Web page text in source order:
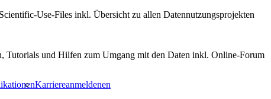
Use-Files inkl. Übersicht zu allen Datennutzungsprojekten
Tutorials und Hilfen zum Umgang mit den Daten inkl. Online-Forum
Karriereanmeldenen